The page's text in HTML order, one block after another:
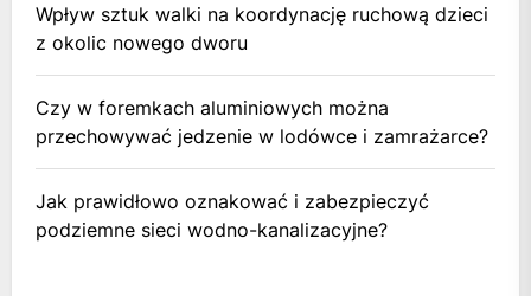
Wpływ sztuk walki na koordynację ruchową dzieci
z okolic nowego dworu
Czy w foremkach aluminiowych można
przechowywać jedzenie w lodówce i zamrażarce?
Jak prawidłowo oznakować i zabezpieczyć
podziemne sieci wodno-kanalizacyjne?